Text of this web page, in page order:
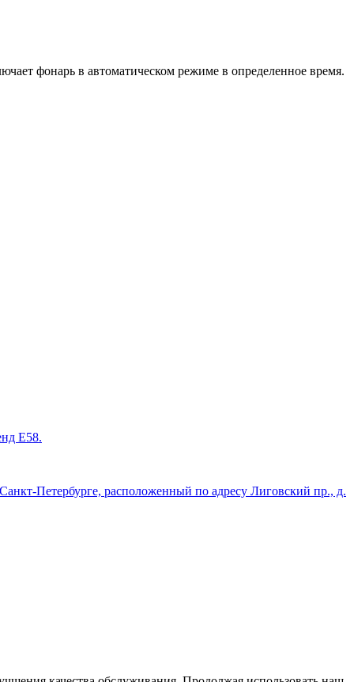
фонарь в автоматическом режиме в определенное время.
Е58.
Петербурге, расположенный по адресу Лиговский пр., д.